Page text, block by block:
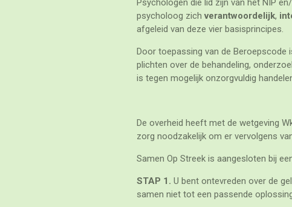
psycholoog zich verantwoordelijk,
afgeleid van deze vier basisprincipes.
Door toepassing van de Beroepscode
plichten over de behandeling,
is tegen mogelijk onzorgvuldig
De overheid heeft met de wetgeving
zorg noodzakelijk om er vervolgens
Samen Op Streek is aangesloten bij
STAP 1. U bent ontevreden over de
samen niet tot een passende